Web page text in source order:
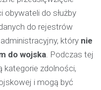
obywateli do służby
do rejestrów
który nie
do wojska . Podczas tej
kategorie zdolności,
i mogą być